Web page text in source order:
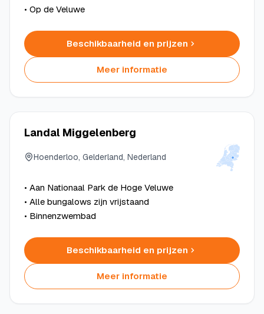
• Op de Veluwe
Beschikbaarheid en prijzen
Meer informatie
Landal Miggelenberg
Hoenderloo, Gelderland, Nederland
• Aan Nationaal Park de Hoge Veluwe
• Alle bungalows zijn vrijstaand
• Binnenzwembad
Beschikbaarheid en prijzen
Meer informatie